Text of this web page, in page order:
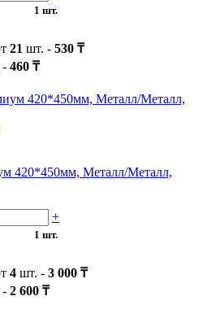
1 шт.
21 шт. - 530 ₸
- 460 ₸
420*450мм, Металл/Металл,
+
1 шт.
4 шт. - 3 000 ₸
- 2 600 ₸